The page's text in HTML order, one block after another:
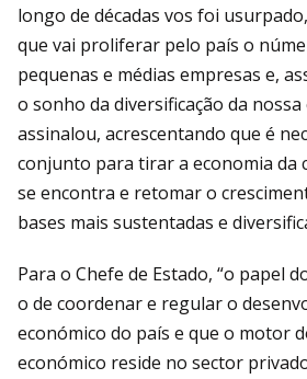
longo de décadas vos foi
que vai proliferar pelo país o
pequenas e médias empresas e,
o sonho da diversificação da nossa
assinalou, acrescentando que é
conjunto para tirar a economia da
se encontra e retomar o
bases mais sustentadas e
Para o Chefe de Estado, “o papel
o de coordenar e regular o
económico do país e que o motor
económico reside no sector